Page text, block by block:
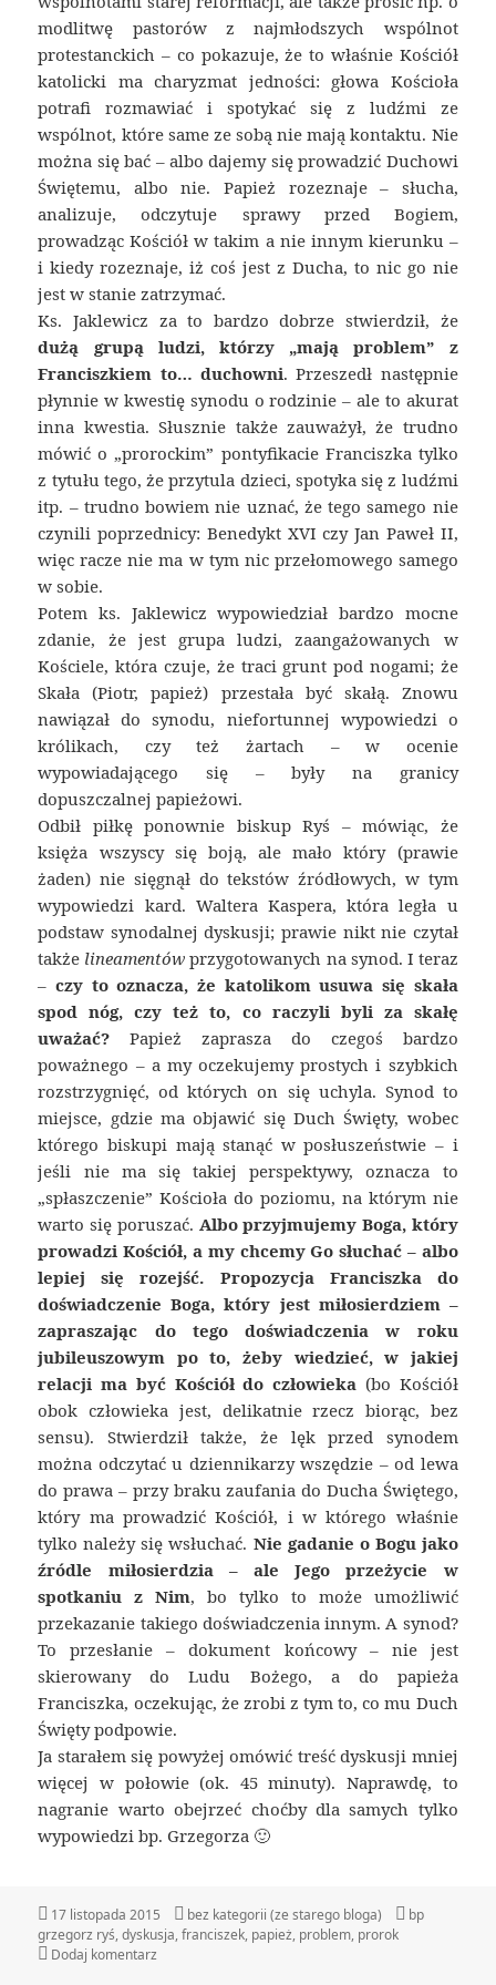
modlitwę pastorów z najmłodszych wspólnot
protestanckich – co pokazuje, że to właśnie Kościół
katolicki ma charyzmat jedności: głowa Kościoła
potrafi rozmawiać i spotykać się z ludźmi ze
wspólnot, które same ze sobą nie mają kontaktu. Nie
można się bać – albo dajemy się prowadzić Duchowi
Świętemu, albo nie. Papież rozeznaje – słucha,
analizuje, odczytuje sprawy przed Bogiem,
prowadząc Kościół w takim a nie innym kierunku –
i kiedy rozeznaje, iż coś jest z Ducha, to nic go nie
jest w stanie zatrzymać.
Ks. Jaklewicz za to bardzo dobrze stwierdził, że
dużą grupą ludzi, którzy „mają problem” z
Franciszkiem to… duchowni. Przeszedł następnie
płynnie w kwestię synodu o rodzinie – ale to akurat
inna kwestia. Słusznie także zauważył, że trudno
mówić o „prorockim” pontyfikacie Franciszka tylko
z tytułu tego, że przytula dzieci, spotyka się z ludźmi
itp. – trudno bowiem nie uznać, że tego samego nie
czynili poprzednicy: Benedykt XVI czy Jan Paweł II,
więc racze nie ma w tym nic przełomowego samego
w sobie.
Potem ks. Jaklewicz wypowiedział bardzo mocne
zdanie, że jest grupa ludzi, zaangażowanych w
Kościele, która czuje, że traci grunt pod nogami; że
Skała (Piotr, papież) przestała być skałą. Znowu
nawiązał do synodu, niefortunnej wypowiedzi o
królikach, czy też żartach – w ocenie
wypowiadającego się – były na granicy
dopuszczalnej papieżowi.
Odbił piłkę ponownie biskup Ryś – mówiąc, że
księża wszyscy się boją, ale mało który (prawie
żaden) nie sięgnął do tekstów źródłowych, w tym
wypowiedzi kard. Waltera Kaspera, która legła u
podstaw synodalnej dyskusji; prawie nikt nie czytał
także lineamentów przygotowanych na synod. I teraz
–czy to oznacza, że katolikom usuwa się skała
spod nóg, czy też to, co raczyli byli za skałę
uważać? Papież zaprasza do czegoś bardzo
poważnego – a my oczekujemy prostych i szybkich
rozstrzygnięć, od których on się uchyla. Synod to
miejsce, gdzie ma objawić się Duch Święty, wobec
którego biskupi mają stanąć w posłuszeństwie – i
jeśli nie ma się takiej perspektywy, oznacza to
„spłaszczenie” Kościoła do poziomu, na którym nie
warto się poruszać. Albo przyjmujemy Boga, który
prowadzi Kościół, a my chcemy Go słuchać – albo
lepiej się rozejść. Propozycja Franciszka do
doświadczenie Boga, który jest miłosierdziem –
zapraszając do tego doświadczenia w roku
jubileuszowym po to, żeby wiedzieć, w jakiej
relacji ma być Kościół do człowieka (bo Kościół
obok człowieka jest, delikatnie rzecz biorąc, bez
sensu). Stwierdził także, że lęk przed synodem
można odczytać u dziennikarzy wszędzie – od lewa
do prawa – przy braku zaufania do Ducha Świętego,
który ma prowadzić Kościół, i w którego właśnie
tylko należy się wsłuchać. Nie gadanie o Bogu jako
źródle miłosierdzia – ale Jego przeżycie w
spotkaniu z Nim, bo tylko to może umożliwić
przekazanie takiego doświadczenia innym. A synod?
To przesłanie – dokument końcowy – nie jest
skierowany do Ludu Bożego, a do papieża
Franciszka, oczekując, że zrobi z tym to, co mu Duch
Święty podpowie.
Ja starałem się powyżej omówić treść dyskusji mniej
więcej w połowie (ok. 45 minuty). Naprawdę, to
nagranie warto obejrzeć choćby dla samych tylko
wypowiedzi bp. Grzegorza 🙂
Data
publikacji
17 listopada 2015 Kategorie
bez kategorii (ze starego bloga) Tagi
bp
grzegorz ryś,dyskusja,franciszek, papież, problem, prorok
Dodaj komentarz